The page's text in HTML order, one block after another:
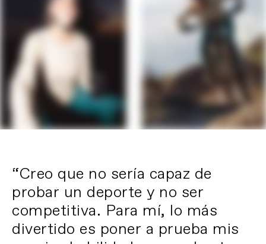
“Creo que no sería capaz de
probar un deporte y no ser
competitiva. Para mí, lo más
divertido es poner a prueba mis